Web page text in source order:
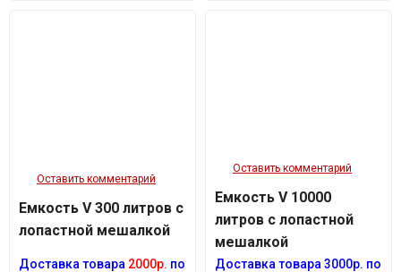
Оставить комментарий
Емкость V 300 литров с
лопастной мешалкой
Доставка товара 2000р. по
Оставить комментарий
Емкость V 10000
литров с лопастной
мешалкой
Доставка товара 3000р. по